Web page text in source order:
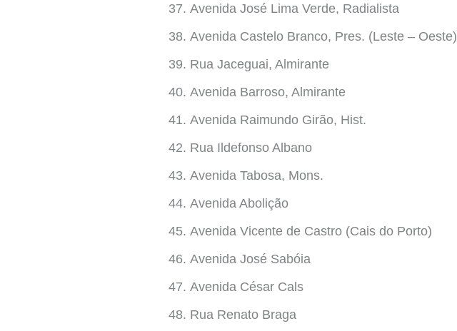
Avenida José Lima Verde, Radialista
Avenida Castelo Branco, Pres. (Leste – Oeste)
Rua Jaceguai, Almirante
Avenida Barroso, Almirante
Avenida Raimundo Girão, Hist.
Rua Ildefonso Albano
Avenida Tabosa, Mons.
Avenida Abolição
Avenida Vicente de Castro (Cais do Porto)
Avenida José Sabóia
Avenida César Cals
Rua Renato Braga